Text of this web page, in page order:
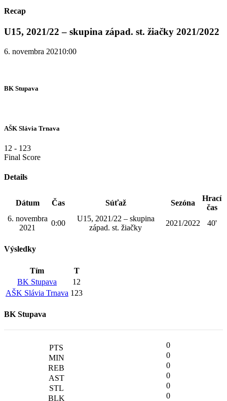
Recap
U15, 2021/22 – skupina západ. st. žiačky 2021/2022
6. novembra 20210:00
BK Stupava
AŠK Slávia Trnava
12 - 123
Final Score
Details
Dátum Čas Súťaž Sezóna
Hrací
čas
6. novembra
2021
0:00
U15, 2021/22 – skupina
západ. st. žiačky
2021/2022 40'
Výsledky
Tím
T
BK Stupava
12
AŠK Slávia Trnava 123
BK Stupava
0
0
0
0
0
0